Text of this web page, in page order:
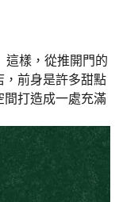
這樣，從推開門的
，前身是許多甜點
間打造成一處充滿